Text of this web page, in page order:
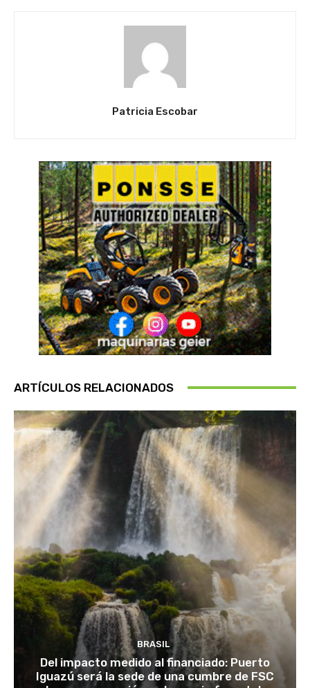
Patricia Escobar
ARTÍCULOS RELACIONADOS
BRASIL
Del impacto medido al financiado: Puerto
Iguazú será la sede de una cumbre de FSC